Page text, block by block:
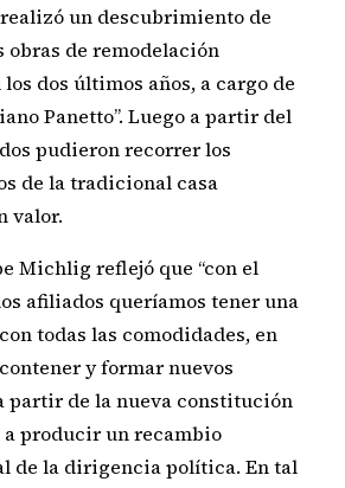
un descubrimiento de
obras de remodelación
dos últimos años, a cargo de
Panetto”. Luego a partir del
pudieron recorrer los
de la tradicional casa
valor.
Michlig reflejó que “con el
afiliados queríamos tener una
todas las comodidades, en
y formar nuevos
partir de la nueva constitución
producir un recambio
de la dirigencia política. En tal